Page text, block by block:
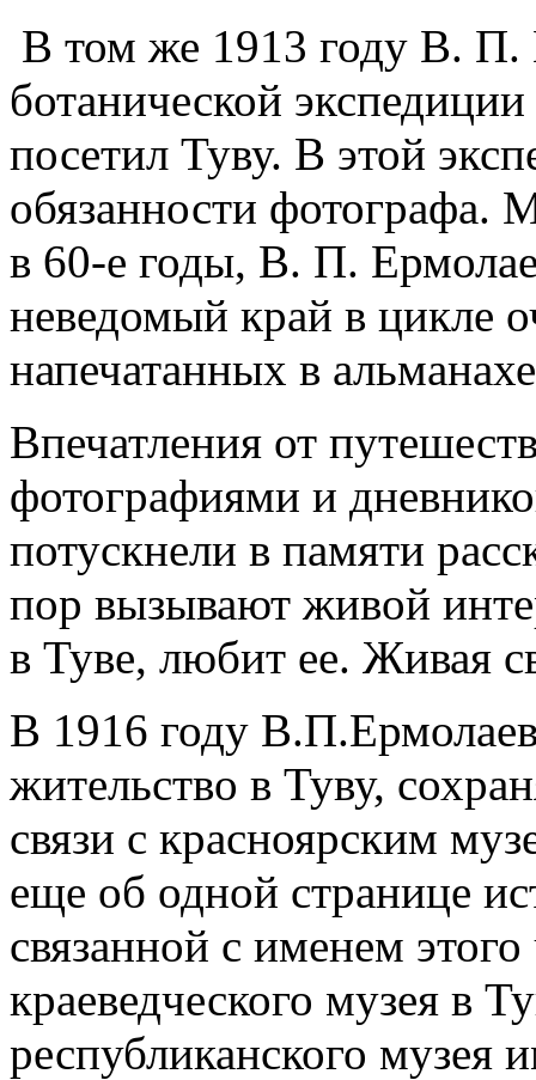
В том же 1913 году В. П.
ботани­ческой
посетил Туву. В этой
обязанности фотографа.
в 60-е годы, В. П.
неведомый край в цикле
напечатанных в
Впечатления от
фотографиями и
потускнели в памяти
пор вызывают живой
в Туве, любит ее. Живая
В 1916 году
жительство в Туву,
связи с красноярским
еще об одной странице
связанной с именем
краеведческого музея в
республиканского музея